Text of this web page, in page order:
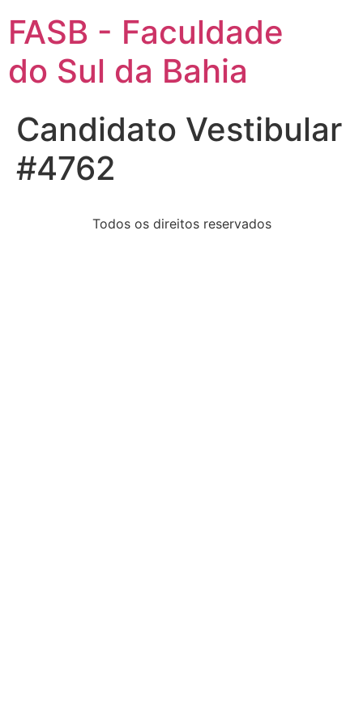
FASB - Faculdade
do Sul da Bahia
Candidato Vestibular
#4762
Todos os direitos reservados